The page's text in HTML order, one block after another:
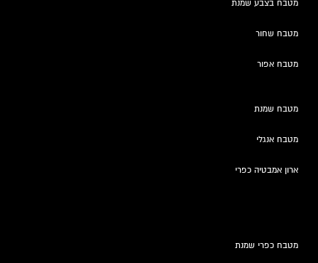
מטבח בצבע שמנת
מטבח שחור
מטבח אפור
מטבח שמנת
מטבח אנגלי
ארון אמבטיה כפרי
מטבח כפרי שמנת